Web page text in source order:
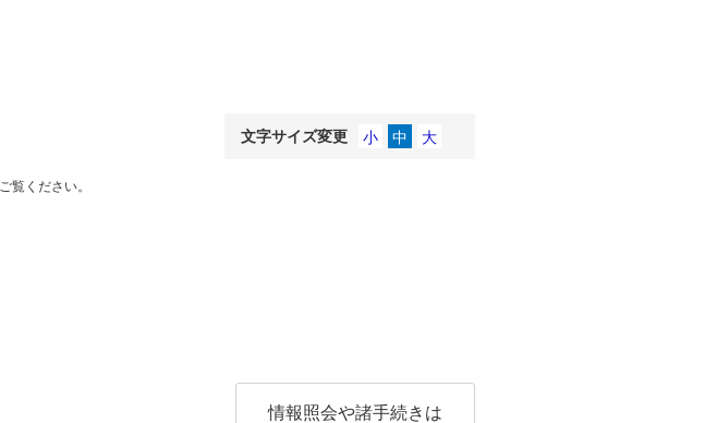
覧ください。
文字サイズ変更
情報照会や諸手続きは